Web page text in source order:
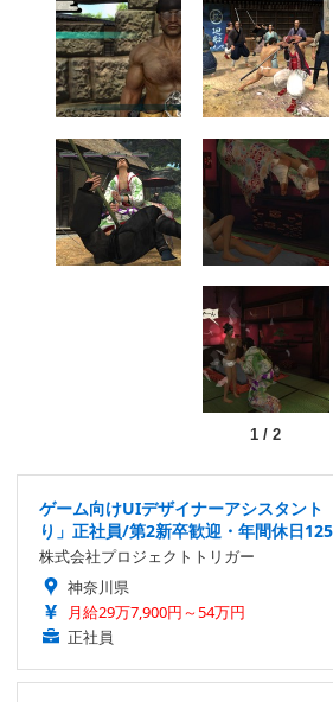
1/ 2
ゲーム向けUIデザイナーアシスタント
り」正社員/第2新卒歓迎・年間休日
株式会社プロジェクトトリガー
神奈川県
月給29万7,900円～54万円
正社員